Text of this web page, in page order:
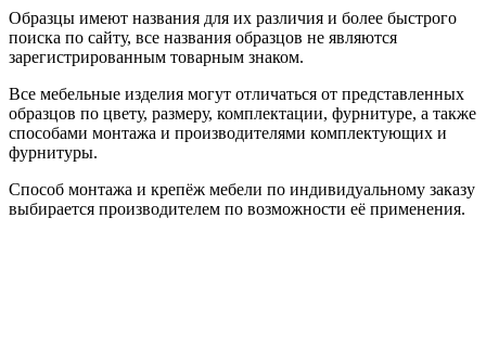
Образцы имеют названия для их различия и более быстрого
поиска по сайту, все названия образцов не являются
зарегистрированным товарным знаком.
Все мебельные изделия могут отличаться от представленных
образцов по цвету, размеру, комплектации, фурнитуре, а также
способами монтажа и производителями комплектующих и
фурнитуры.
Способ монтажа и крепёж мебели по индивидуальному заказу
выбирается производителем по возможности её применения.